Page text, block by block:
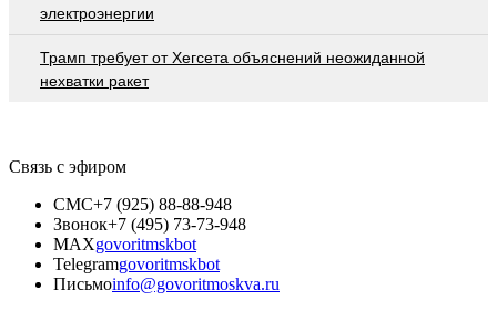
электроэнергии
Трамп требует от Хегсета объяснений неожиданной
нехватки ракет
Связь с эфиром
СМС+7 (925) 88-88-948
Звонок+7 (495) 73-73-948
MAXgovoritmskbot
Telegramgovoritmskbot
Письмоinfo@govoritmoskva.ru